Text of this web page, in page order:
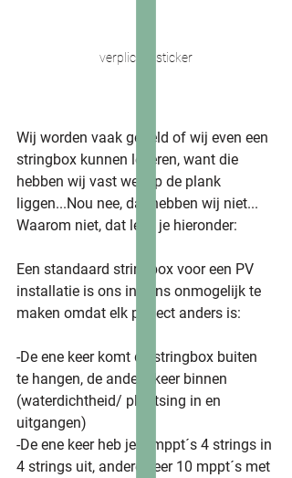
verplichte sticker
Wij worden vaak gebeld of wij even een
stringbox kunnen leveren, want die
hebben wij vast wel op de plank
liggen...Nou nee, dat hebben wij niet...
Waarom niet, dat lees je hieronder:
Een standaard stringbox voor een PV
installatie is ons inziens onmogelijk te
maken omdat elk project anders is:
-De ene keer komt de stringbox buiten
te hangen, de andere keer binnen
(waterdichtheid/ plaatsing in en
uitgangen)
-De ene keer heb je 2 mppt´s 4 strings in
4 strings uit, andere keer 10 mppt´s met